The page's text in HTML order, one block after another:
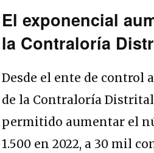
El exponencial
la Contraloría
Desde el ente de control
de la Contraloría Distrital
permitido aumentar el
1.500 en 2022, a 30 mil